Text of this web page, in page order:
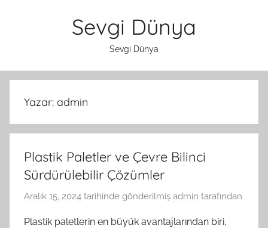
Sevgi Dünya
Sevgi Dünya
Yazar: admin
Plastik Paletler ve Çevre Bilinci
Sürdürülebilir Çözümler
Aralık 15, 2024 tarihinde gönderilmiş admin tarafından
Plastik paletlerin en büyük avantajlarından biri,